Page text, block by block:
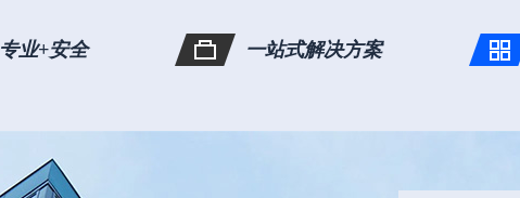
专业+安全 一站式解决方案